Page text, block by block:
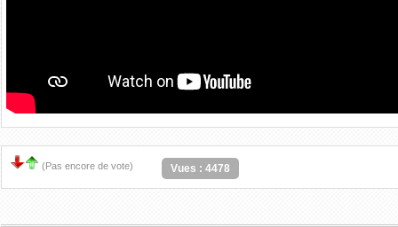
(Pas encore de vote) Vues : 4478